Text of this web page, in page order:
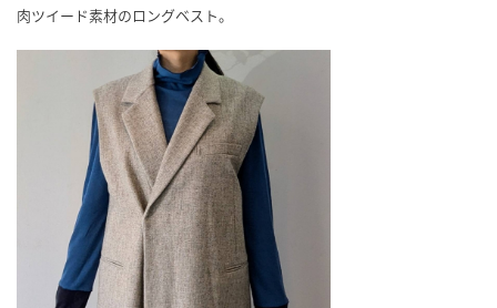
肉ツイード素材のロングベスト。